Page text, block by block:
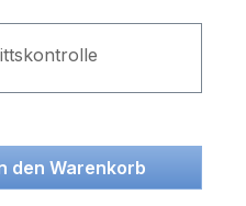
den
den Warenkorb